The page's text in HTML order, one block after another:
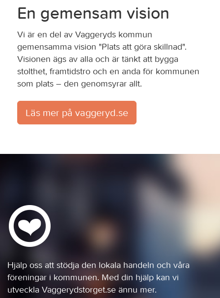
En gemensam vision
Vi är en del av Vaggeryds kommun
gemensamma vision "Plats att göra skillnad".
Visionen ägs av alla och är tänkt att bygga
stolthet, framtidstro och en anda för kommunen
som plats – den genomsyrar allt.
Läs mer på vaggeryd.se
Hjälp oss att stödja den lokala handeln och våra
föreningar i kommunen. Med din hjälp kan vi
utveckla Vaggerydstorget.se ännu mer.